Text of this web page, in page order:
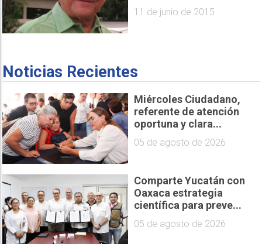
11 de junio de 2015
Noticias Recientes
Miércoles Ciudadano,
referente de atención
oportuna y clara...
05 de agosto de 2026
Comparte Yucatán con
Oaxaca estrategia
científica para preve...
05 de agosto de 2026